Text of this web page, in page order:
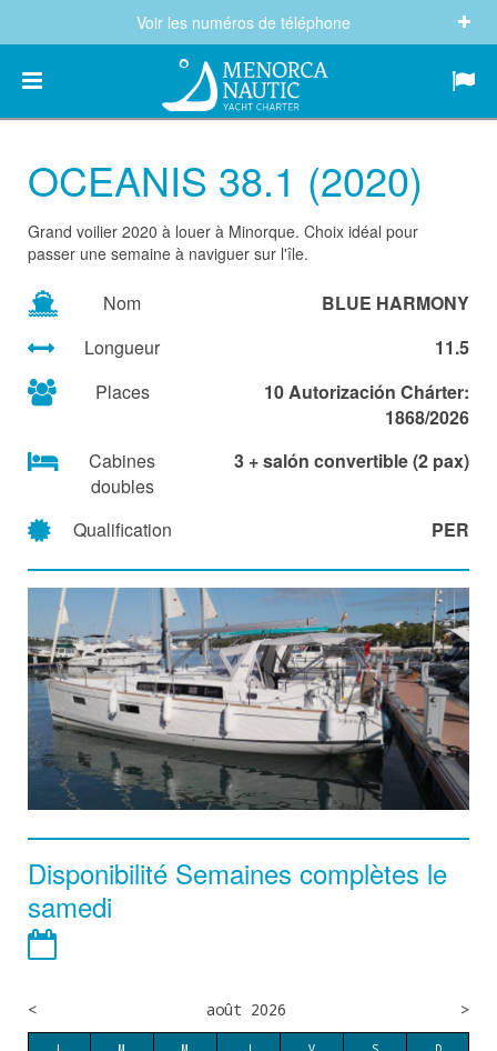
Voir les numéros de téléphone
(+34) 682 605 244
OCEANIS 38.1 (2020)
Grand voilier 2020 à louer à Minorque. Choix idéal pour
passer une semaine à naviguer sur l'île.
Nom
BLUE HARMONY
Longueur
11.5
Places
10 Autorización Chárter:
1868/2026
Cabines
doubles
3 + salón convertible (2 pax)
Qualification PER
Disponibilité Semaines complètes le
samedi
< août 2026 >